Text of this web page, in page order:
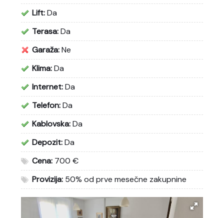
Lift:Da
Terasa:Da
Garaža:Ne
Klima:Da
Internet:Da
Telefon:Da
Kablovska:Da
Depozit:Da
Cena: 700 €
Provizija: 50% od prve mesečne zakupnine